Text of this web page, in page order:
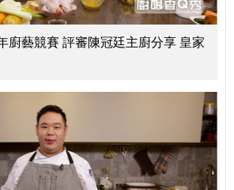
廚藝競賽 評審陳冠廷主廚分享 皇家